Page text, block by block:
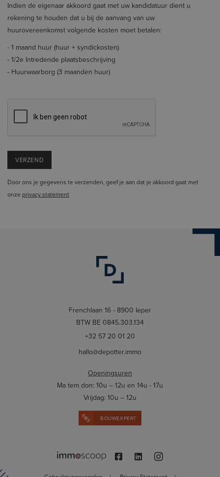
Indien de eigenaar akkoord gaat met uw kandidatuur dient u
rekening te houden dat u bij de aanvang van uw
huurovereenkomst volgende kosten moet betalen:
- 1 maand huur (huur + syndickosten)
- 1/2e Intredende plaatsbeschrijving
- Huurwaarborg (3 maanden huur)
Door ons je gegevens te verzenden, geef je aan dat je akkoord gaat met
onze privacy statement
Frenchlaan 16 - 8900 Ieper
BTW BE 0845.303.134
+32 57 20 01 20
hallo@depotter.immo
Openingsuren
Ma tem don: 10u – 12u en 14u - 17u
Vrijdag: 10u – 12u
BOUWEXPERT